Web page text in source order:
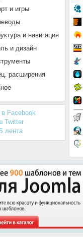
и игры
и навигация
и дизайн
расширения
Facebook
Twitter
лента